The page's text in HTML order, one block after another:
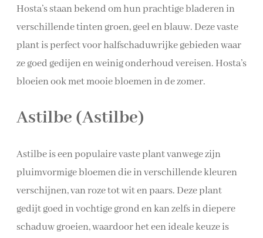
Hosta’s staan bekend om hun prachtige bladeren in
verschillende tinten groen, geel en blauw. Deze vaste
plant is perfect voor halfschaduwrijke gebieden waar
ze goed gedijen en weinig onderhoud vereisen. Hosta’s
bloeien ook met mooie bloemen in de zomer.
Astilbe (Astilbe)
Astilbe is een populaire vaste plant vanwege zijn
pluimvormige bloemen die in verschillende kleuren
verschijnen, van roze tot wit en paars. Deze plant
gedijt goed in vochtige grond en kan zelfs in diepere
schaduw groeien, waardoor het een ideale keuze is